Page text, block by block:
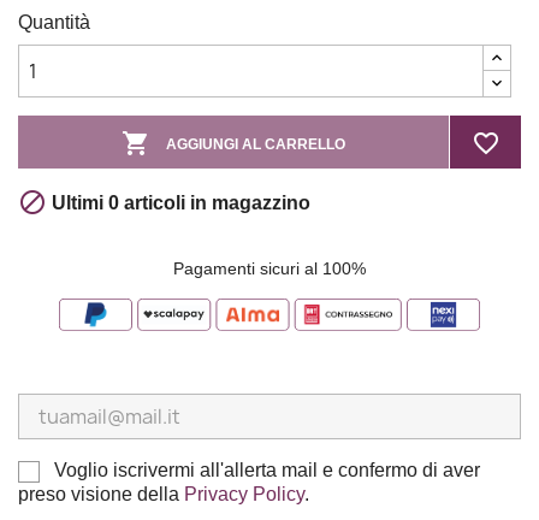
Quantità
 AGGIUNGI AL CARRELLO favorite_border
 Ultimi 0 articoli in magazzino
Pagamenti sicuri al 100%
Voglio iscrivermi all'allerta mail e confermo di aver
preso visione della Privacy Policy.